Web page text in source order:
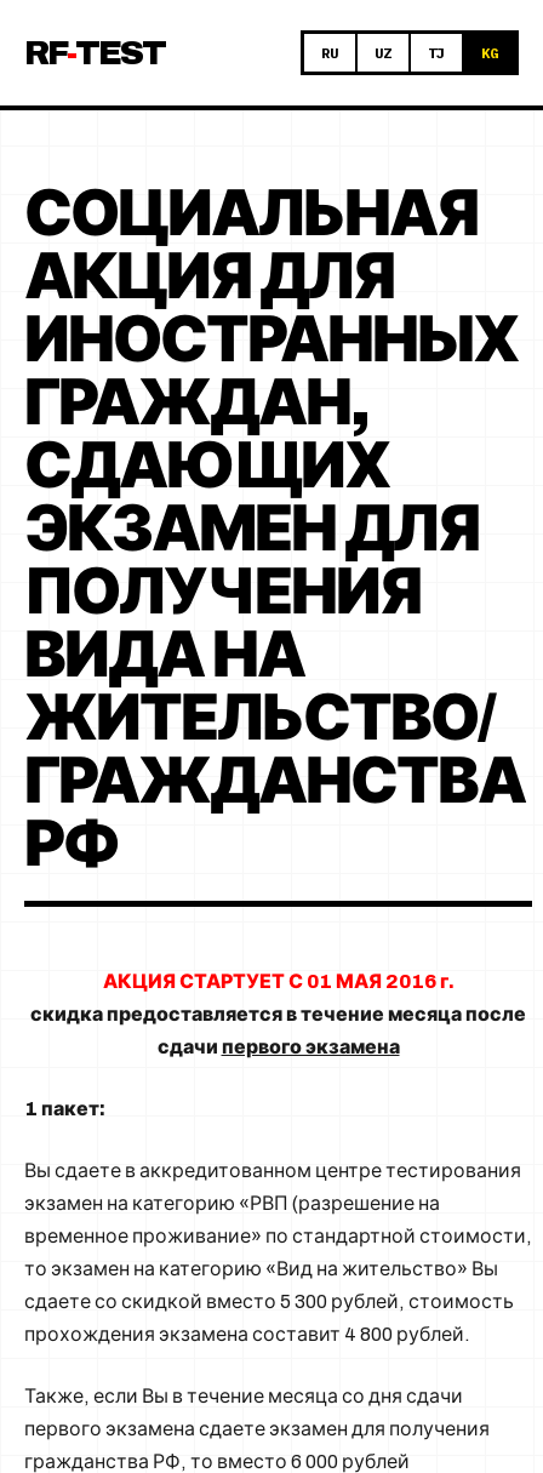
RF TEST RU UZ TJ KG
СОЦИАЛЬНАЯ
АКЦИЯ ДЛЯ
ИНОСТРАННЫХ
ГРАЖДАН,
СДАЮЩИХ
ЭКЗАМЕН ДЛЯ
ПОЛУЧЕНИЯ
ВИДА НА
ЖИТЕЛЬСТВО/
ГРАЖДАНСТВА
РФ
АКЦИЯ СТАРТУЕТ С 01 МАЯ 2016 г.
скидка предоставляется в течение месяца после
сдачи первого экзамена
1 пакет:
Вы сдаете в аккредитованном центре тестирования
экзамен на категорию «РВП (разрешение на
временное проживание» по стандартной стоимости,
то экзамен на категорию «Вид на жительство» Вы
сдаете со скидкой вместо 5 300 рублей, стоимость
прохождения экзамена составит 4 800 рублей.
Также, если Вы в течение месяца со дня сдачи
первого экзамена сдаете экзамен для получения
гражданства РФ, то вместо 6 000 рублей